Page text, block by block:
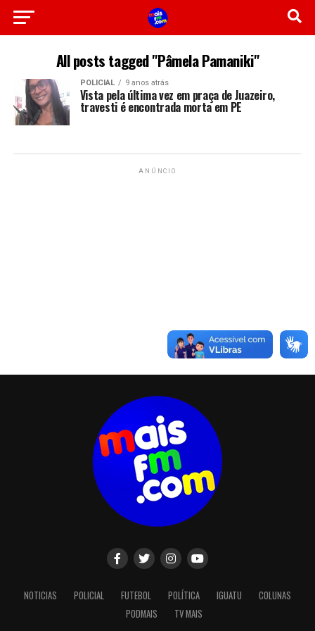
All posts tagged "Pâmela Pamaniki"
POLICIAL 9 anos atrás
Vista pela última vez em praça de Juazeiro,
travesti é encontrada morta em PE
ANÚNCIO
NOTICIAS POLICIAL FUTEBOL POLÍTICA IGUATU
COLUNAS
PODMAIS
TV MAIS